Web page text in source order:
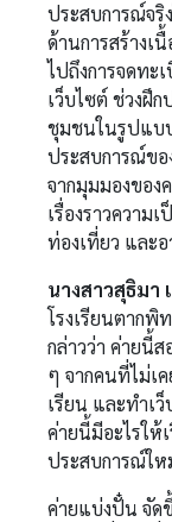
ประสบการณ์จริ
ด้านการสร้างเ
ไปถึงการจดทะ
เว็บไซต์ ช่วงฝึ
ชุมชนในรูปแบบ
ประสบการณ์ขอ
จากมุมมองของ
เรื่องราวควา
ท่องเที่ยว และ
นางสาวสุธิมา
โรงเรียนตากพิ
กล่าวว่า ค่ายนี้
ๆ จากคนที่ไม่เ
เรียน และทำเ
ค่ายนี้มีอะไรให้
ประสบการณ์ให
ค่ายแบ่งปั๋น จัด